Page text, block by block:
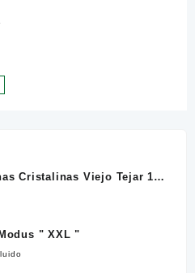
Cristalinas Viejo Tejar 12
" XXL "